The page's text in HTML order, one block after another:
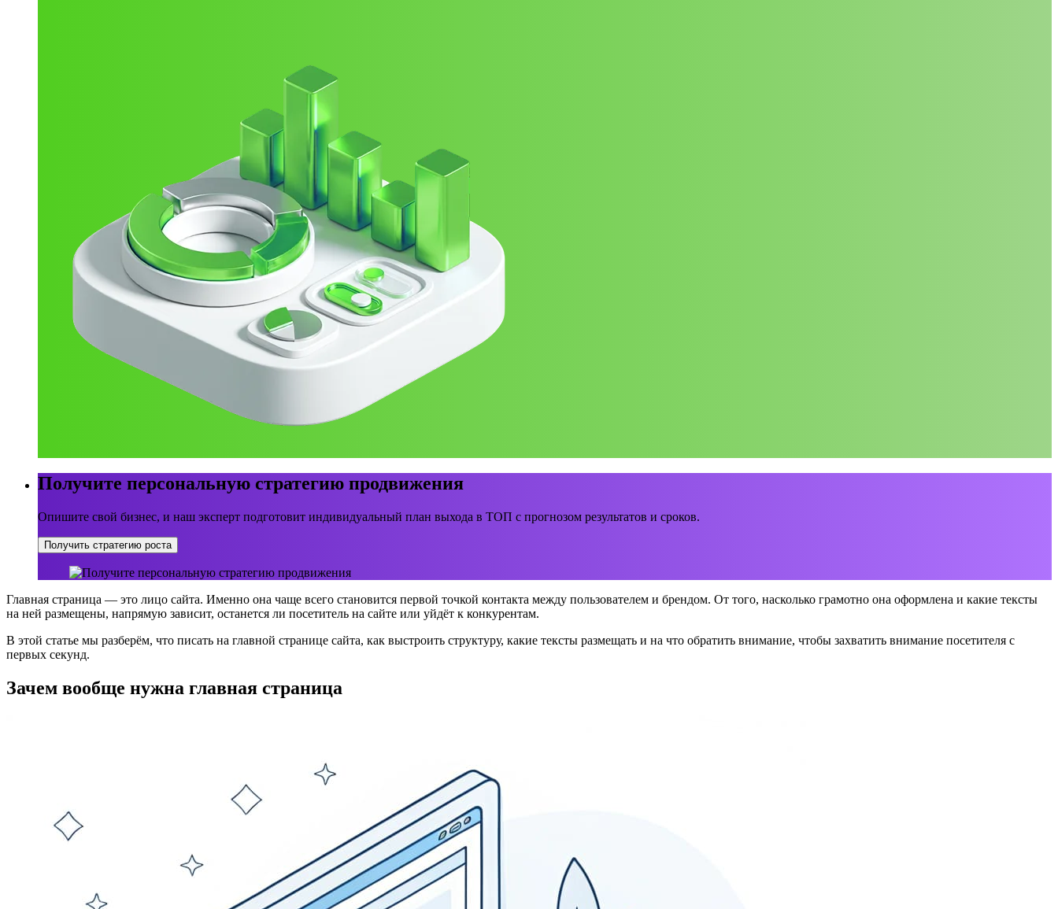
Получите персональную стратегию продвижения
Опишите свой бизнес, и наш эксперт подготовит индивидуальный план выхода в ТОП с прогнозом результатов и сроков.
Получить стратегию роста
Главная страница — это лицо сайта. Именно она чаще всего становится первой точкой контакта между пользователем и брендом. От того, насколько грамотно она оформлена и какие тексты
на ней размещены, напрямую зависит, останется ли посетитель на сайте или уйдёт к конкурентам.
В этой статье мы разберём, что писать на главной странице сайта, как выстроить структуру, какие тексты размещать и на что обратить внимание, чтобы захватить внимание посетителя с
первых секунд.
Зачем вообще нужна главная страница